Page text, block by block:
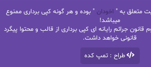
جان فاولز
جرج.آر.آر.مارتین
جوجومویز
متعلق به " اخودان " بوده و هر گونه کپی برداری ممنوع
میباشد!
فصل سوم قانون جرائم رایانه ای کپی برداری از قالب و محتوا پیگرد
قانونی خواهد داشت.
طراح : تمپ کده